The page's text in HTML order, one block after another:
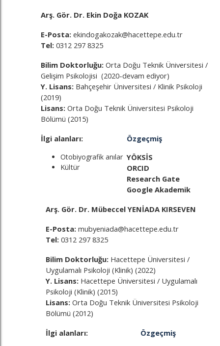
Arş. Gör. Dr. Ekin Doğa KOZAK
E-Posta: ekindogakozak@hacettepe.edu.tr
Tel: 0312 297 8325
Bilim Doktorluğu: Orta Doğu Teknik Üniversitesi /
Gelişim Psikolojisi (2020-devam ediyor)
Y. Lisans: Bahçeşehir Üniversitesi / Klinik Psikoloji
(2019)
Lisans: Orta Doğu Teknik Üniversitesi Psikoloji
Bölümü (2015)
İlgi alanları:
Otobiyografik anılar
Kültür
Özgeçmiş
YÖKSİS
ORCID
Research Gate
Google Akademik
Arş. Gör. Dr. Mübeccel YENİADA KIRSEVEN
E-Posta: mubyeniada@hacettepe.edu.tr
Tel: 0312 297 8325
Bilim Doktorluğu: Hacettepe Üniversitesi /
Uygulamalı Psikoloji (Klinik) (2022)
Y. Lisans: Hacettepe Üniversitesi / Uygulamalı
Psikoloji (Klinik) (2015)
Lisans: Orta Doğu Teknik Üniversitesi Psikoloji
Bölümü (2012)
İlgi alanları:
Özgeçmiş